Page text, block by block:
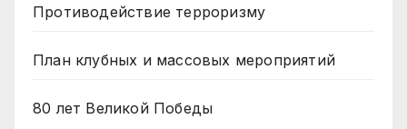
Противодействие терроризму
План клубных и массовых мероприятий
80 лет Великой Победы